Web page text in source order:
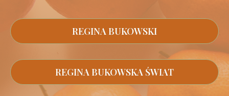
REGINA BUKOWSKI
REGINA BUKOWSKA ŚWIAT